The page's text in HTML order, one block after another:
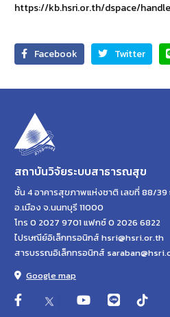
https://kb.hsri.or.th/dspace/
Facebook Twitter
สถาบันวิจัยระบบสาธารณสุข
ชั้น 4 อาคารสุขภาพแห่งชาติ เลขที่ 88/
อ.เมือง จ.นนทบุรี 11000
โทร 0 2027 9701 แฟกซ์ 0 2026 6822
ไปรษณีย์อิเล็กทรอนิกส์ hsri@hsri.or.th
สารบรรณอิเล็กทรอนิกส์
Google map